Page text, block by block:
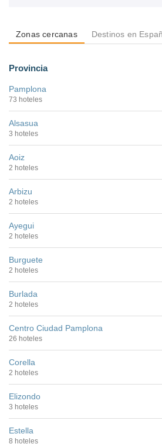
Zonas cercanas Destinos en
Provincia
Pamplona
73 hoteles
Alsasua
3 hoteles
Aoiz
2 hoteles
Arbizu
2 hoteles
Ayegui
2 hoteles
Burguete
2 hoteles
Burlada
2 hoteles
Centro Ciudad Pamplona
26 hoteles
Corella
2 hoteles
Elizondo
3 hoteles
Estella
8 hoteles